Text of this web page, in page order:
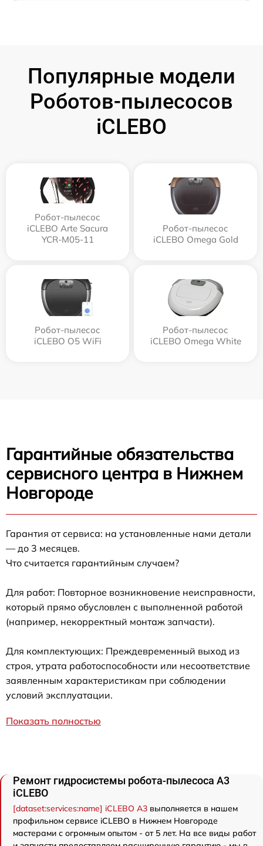
Популярные модели
Роботов-пылесосов
iCLEBO
Робот-пылесос
iCLEBO Arte Sacura
YCR-M05-11
Робот-пылесос
iCLEBO Omega Gold
Робот-пылесос
iCLEBO O5 WiFi
Робот-пылесос
iCLEBO Omega White
Гарантийные обязательства
сервисного центра в Нижнем
Новгороде
Гарантия от сервиса: на установленные нами детали
— до 3 месяцев.
Что считается гарантийным случаем?
Для работ: Повторное возникновение неисправности,
который прямо обусловлен с выполненной работой
(например, некорректный монтаж запчасти).
Для комплектующих: Преждевременный выход из
строя, утрата работоспособности или несоответствие
заявленным характеристикам при соблюдении
условий эксплуатации.
Показать полностью
Ремонт гидросистемы робота-пылесоса A3
iCLEBO
[dataset:services:name] iCLEBO A3 выполняется в нашем
профильном сервисе iCLEBO в Нижнем Новгороде
мастерами с огромным опытом - от 5 лет. На все виды работ